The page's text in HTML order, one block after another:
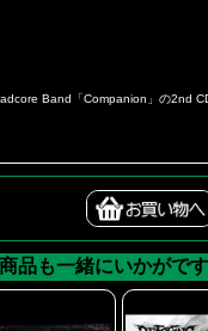
Band「Companion」の2nd
品も一緒にいかがで